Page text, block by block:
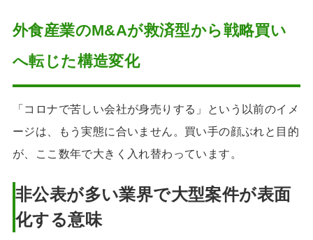
労務とセントラル
キッチンに踏み込むデ
ューデリジェンス
計の決め手
意思決定スピード
みつきコンサルティングが外食企業
の譲渡で選ばれる背景
税理士法人グルー
と税務設計
多業態とFCに踏み
込む伴走支援
料金体系
外食産業のM&Aでよくある質問
まとめ｜外食産業のM&A・譲渡は
連コラム
外食産業のM&Aが救済型から戦略買い
へ転じた構造変化
「コロナで苦しい会社が身売りする」という以前のイメ
ージは、もう実態に合いません。買い手の顔ぶれと目的
が、ここ数年で大きく入れ替わっています。
非公表が多い業界で大型案件が表面
化する意味